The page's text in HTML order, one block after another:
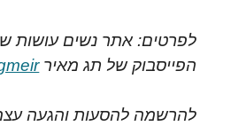
לפרטים: אתר נשים עושות
הפייסבוק של תג מאיר
להרשמה להסעות והגעה